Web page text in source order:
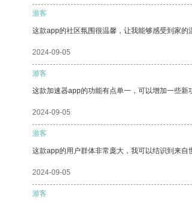
游客
这款app的社区氛围很温馨，让我能够感受到家的
2024-09-05
游客
这款加速器app的功能有点单一，可以增加一些新
2024-09-05
游客
这款app的用户群体非常庞大，我可以结识到来自
2024-09-05
游客